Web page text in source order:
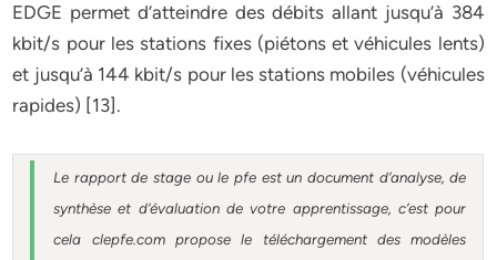
EDGE permet d’atteindre des débits allant jusqu’à 384
kbit/s pour les stations fixes (piétons et véhicules lents)
et jusqu’à 144 kbit/s pour les stations mobiles (véhicules
rapides) [13].
Le rapport de stage ou le pfe est un document d’analyse, de
synthèse et d’évaluation de votre apprentissage, c’est pour
cela clepfe.com propose le téléchargement des modèles